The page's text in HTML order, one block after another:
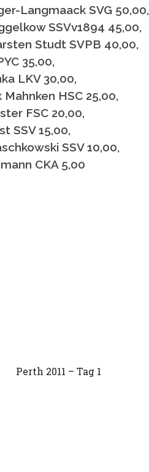
Langmaack SVG 50,00,
SSVv1894 45,00,
Studt SVPB 40,00,
35,00,
LKV 30,00,
Mahnken HSC 25,00,
FSC 20,00,
SSV 15,00,
SSV 10,00,
CKA 5,00
Perth 2011 – Tag 1